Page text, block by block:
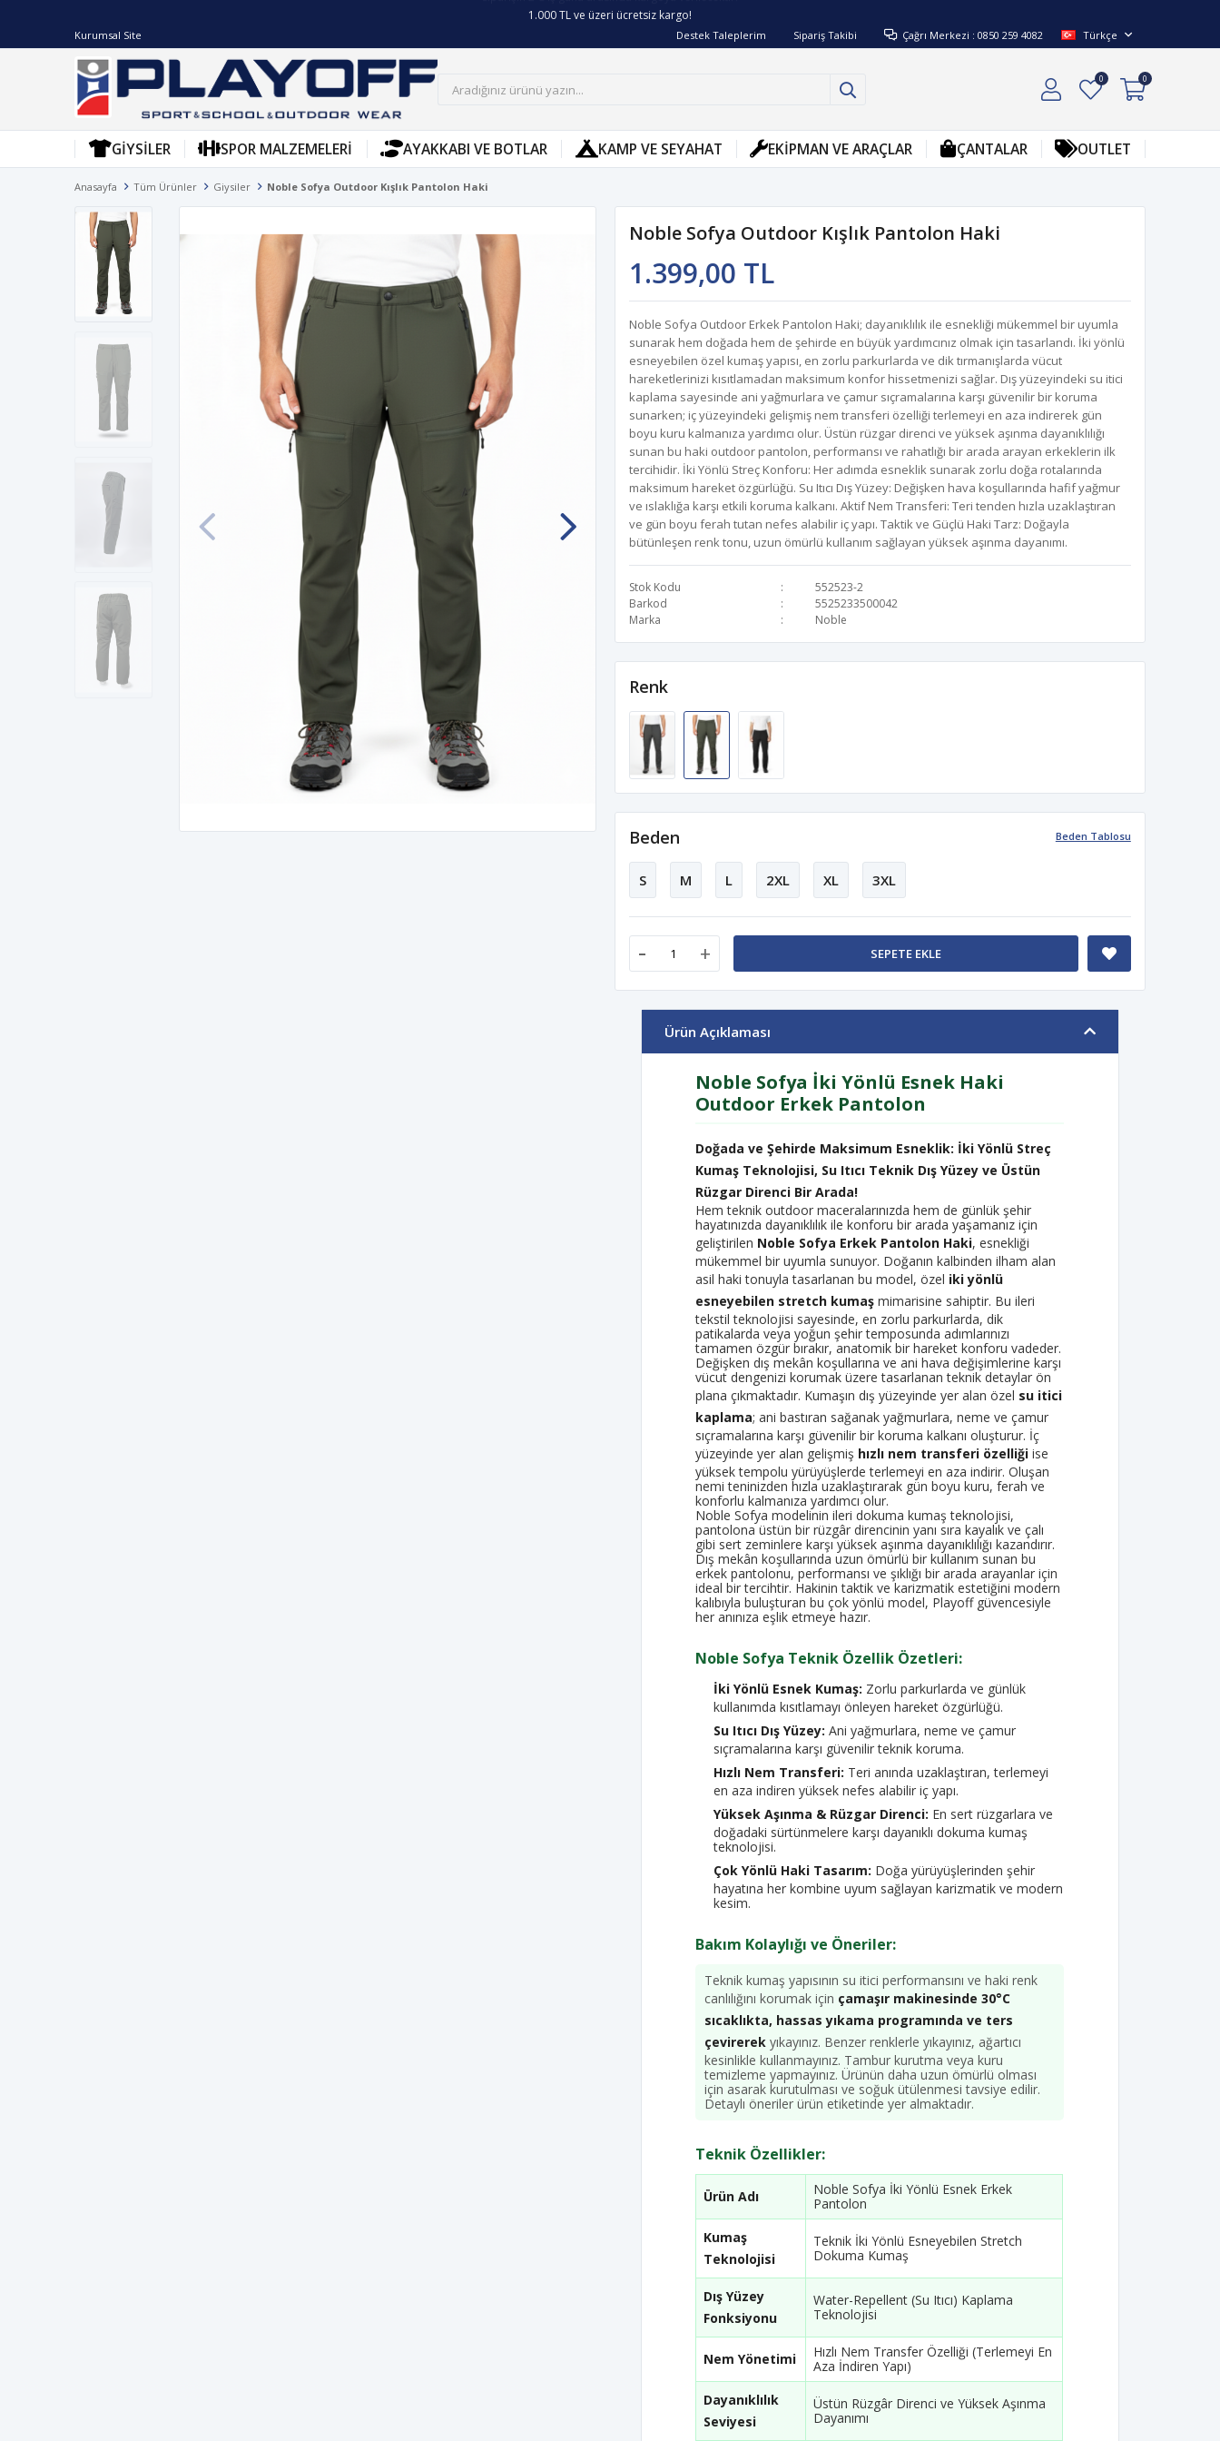
1.000 TL ve üzeri ücretsiz kargo!
Kurumsal Site Destek Taleplerim Sipariş Takibi Çağrı Merkezi : 0850 259 4082 Türkçe
0 0
GIYSILER SPOR MALZEMELERI AYAKKABI VE BOTLAR KAMP VE SEYAHAT EKIPMAN VE ARAÇLAR ÇANTALAR OUTLET
Anasayfa Tüm Ürünler Giysiler Noble Sofya Outdoor Kışlık Pantolon Haki
Noble Sofya Outdoor Kışlık Pantolon Haki
1.399,00 TL
Noble Sofya Outdoor Erkek Pantolon Haki; dayanıklılık ile esnekliği mükemmel bir uyumla
sunarak hem doğada hem de şehirde en büyük yardımcınız olmak için tasarlandı. İki yönlü
esneyebilen özel kumaş yapısı, en zorlu parkurlarda ve dik tırmanışlarda vücut
hareketlerinizi kısıtlamadan maksimum konfor hissetmenizi sağlar. Dış yüzeyindeki su itici
kaplama sayesinde ani yağmurlara ve çamur sıçramalarına karşı güvenilir bir koruma
sunarken; iç yüzeyindeki gelişmiş nem transferi özelliği terlemeyi en aza indirerek gün
boyu kuru kalmanıza yardımcı olur. Üstün rüzgar direnci ve yüksek aşınma dayanıklılığı
sunan bu haki outdoor pantolon, performansı ve rahatlığı bir arada arayan erkeklerin ilk
tercihidir. İki Yönlü Streç Konforu: Her adımda esneklik sunarak zorlu doğa rotalarında
maksimum hareket özgürlüğü. Su Itıcı Dış Yüzey: Değişken hava koşullarında hafif yağmur
ve ıslaklığa karşı etkili koruma kalkanı. Aktif Nem Transferi: Teri tenden hızla uzaklaştıran
ve gün boyu ferah tutan nefes alabilir iç yapı. Taktik ve Güçlü Haki Tarz: Doğayla
bütünleşen renk tonu, uzun ömürlü kullanım sağlayan yüksek aşınma dayanımı.
Stok Kodu
552523-2
Barkod
5525233500042
Marka
Noble
Renk
Beden Tablosu
Beden
S M L 2XL XL 3XL
- + SEPETE EKLE
Ürün Açıklaması
Noble Sofya İki Yönlü Esnek Haki
Outdoor Erkek Pantolon
Doğada ve Şehirde Maksimum Esneklik: İki Yönlü Streç
Kumaş Teknolojisi, Su Itıcı Teknik Dış Yüzey ve Üstün
Rüzgar Direnci Bir Arada!
Hem teknik outdoor maceralarınızda hem de günlük şehir
hayatınızda dayanıklılık ile konforu bir arada yaşamanız için
geliştirilen Noble Sofya Erkek Pantolon Haki, esnekliği
mükemmel bir uyumla sunuyor. Doğanın kalbinden ilham alan
asil haki tonuyla tasarlanan bu model, özel iki yönlü
esneyebilen stretch kumaş mimarisine sahiptir. Bu ileri
tekstil teknolojisi sayesinde, en zorlu parkurlarda, dik
patikalarda veya yoğun şehir temposunda adımlarınızı
tamamen özgür bırakır, anatomik bir hareket konforu vadeder.
Değişken dış mekân koşullarına ve ani hava değişimlerine karşı
vücut dengenizi korumak üzere tasarlanan teknik detaylar ön
plana çıkmaktadır. Kumaşın dış yüzeyinde yer alan özel su itici
kaplama; ani bastıran sağanak yağmurlara, neme ve çamur
sıçramalarına karşı güvenilir bir koruma kalkanı oluşturur. İç
yüzeyinde yer alan gelişmiş hızlı nem transferi özelliği ise
yüksek tempolu yürüyüşlerde terlemeyi en aza indirir. Oluşan
nemi teninizden hızla uzaklaştırarak gün boyu kuru, ferah ve
konforlu kalmanıza yardımcı olur.
Noble Sofya modelinin ileri dokuma kumaş teknolojisi,
pantolona üstün bir rüzgâr direncinin yanı sıra kayalık ve çalı
gibi sert zeminlere karşı yüksek aşınma dayanıklılığı kazandırır.
Dış mekân koşullarında uzun ömürlü bir kullanım sunan bu
erkek pantolonu, performansı ve şıklığı bir arada arayanlar için
ideal bir tercihtir. Hakinin taktik ve karizmatik estetiğini modern
kalıbıyla buluşturan bu çok yönlü model, Playoff güvencesiyle
her anınıza eşlik etmeye hazır.
Noble Sofya Teknik Özellik Özetleri:
İki Yönlü Esnek Kumaş: Zorlu parkurlarda ve günlük
kullanımda kısıtlamayı önleyen hareket özgürlüğü.
Su Itıcı Dış Yüzey: Ani yağmurlara, neme ve çamur
sıçramalarına karşı güvenilir teknik koruma.
Hızlı Nem Transferi: Teri anında uzaklaştıran, terlemeyi
en aza indiren yüksek nefes alabilir iç yapı.
Yüksek Aşınma & Rüzgar Direnci: En sert rüzgarlara ve
doğadaki sürtünmelere karşı dayanıklı dokuma kumaş
teknolojisi.
Çok Yönlü Haki Tasarım: Doğa yürüyüşlerinden şehir
hayatına her kombine uyum sağlayan karizmatik ve modern
kesim.
Bakım Kolaylığı ve Öneriler:
Teknik kumaş yapısının su itici performansını ve haki renk
canlılığını korumak için çamaşır makinesinde 30°C
sıcaklıkta, hassas yıkama programında ve ters
çevirerek yıkayınız. Benzer renklerle yıkayınız, ağartıcı
kesinlikle kullanmayınız. Tambur kurutma veya kuru
temizleme yapmayınız. Ürünün daha uzun ömürlü olması
için asarak kurutulması ve soğuk ütülenmesi tavsiye edilir.
Detaylı öneriler ürün etiketinde yer almaktadır.
Teknik Özellikler:
Ürün Adı
Noble Sofya İki Yönlü Esnek Erkek
Pantolon
Kumaş
Teknolojisi
Teknik İki Yönlü Esneyebilen Stretch
Dokuma Kumaş
Dış Yüzey
Fonksiyonu
Water-Repellent (Su Itıcı) Kaplama
Teknolojisi
Nem Yönetimi
Hızlı Nem Transfer Özelliği (Terlemeyi En
Aza İndiren Yapı)
Dayanıklılık
Seviyesi
Üstün Rüzgâr Direnci ve Yüksek Aşınma
Dayanımı